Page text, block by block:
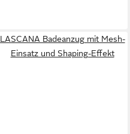
LASCANA Badeanzug mit Mesh-
Einsatz und Shaping-Effekt